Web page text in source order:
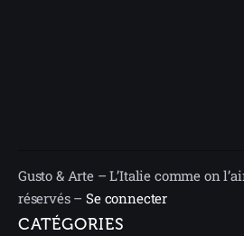
Gusto & Arte – L’Italie comme on
réservés –Se connecter
CATÉGORIES